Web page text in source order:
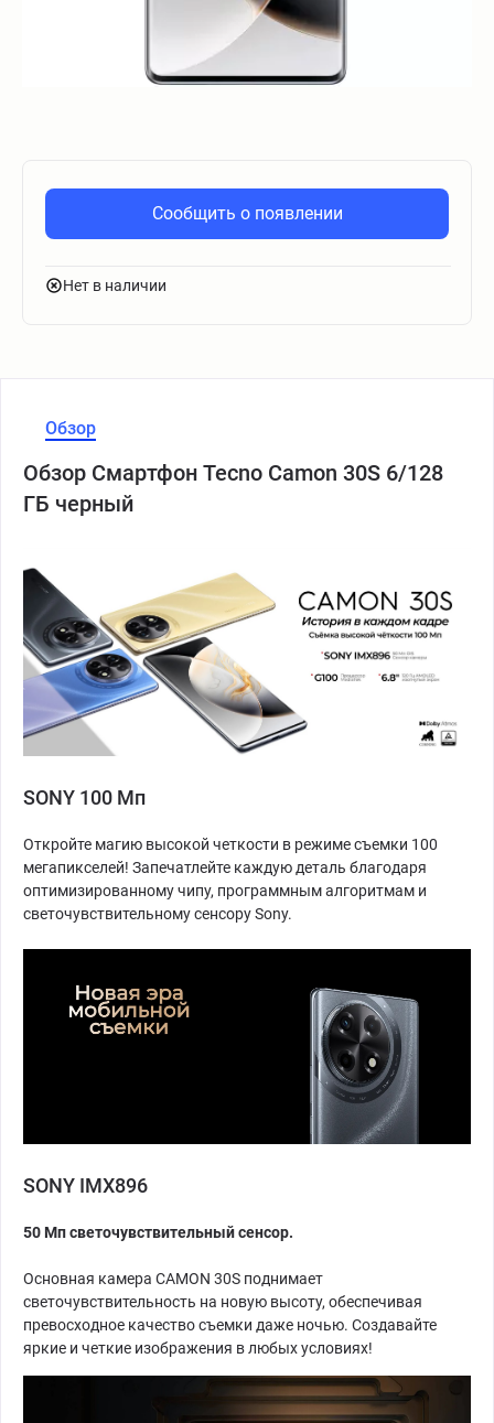
Сообщить о появлении
Нет в наличии
Обзор
Обзор Смартфон Tecno Camon 30S 6/128
ГБ черный
SONY 100 Мп
Откройте магию высокой четкости в режиме съемки 100
мегапикселей! Запечатлейте каждую деталь благодаря
оптимизированному чипу, программным алгоритмам и
светочувствительному сенсору Sony.
SONY IMX896
50 Мп светочувствительный сенсор.
Основная камера CAMON 30S поднимает
светочувствительность на новую высоту, обеспечивая
превосходное качество съемки даже ночью. Создавайте
яркие и четкие изображения в любых условиях!